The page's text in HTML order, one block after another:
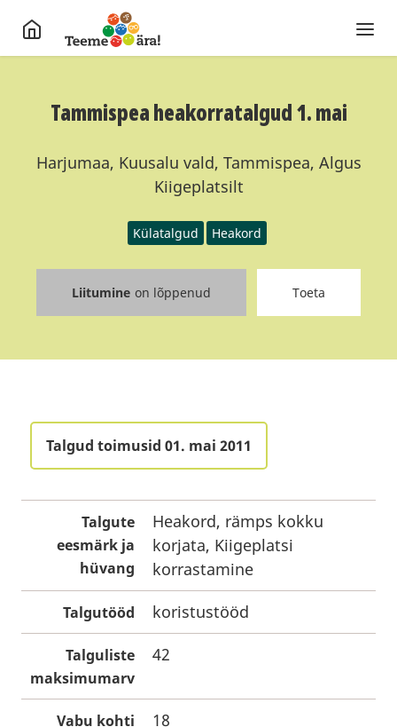
Tammispea heakorratalgud 1. mai
Harjumaa, Kuusalu vald, Tammispea, Algus
Kiigeplatsilt
Külatalgud Heakord
Liitumine on lõppenud Toeta
Talgud toimusid 01. mai 2011
Talgute
eesmärk ja
hüvang
Heakord, rämps kokku
korjata, Kiigeplatsi
korrastamine
Talgutööd koristustööd
Talguliste
maksimumarv
42
Vabu kohti 18